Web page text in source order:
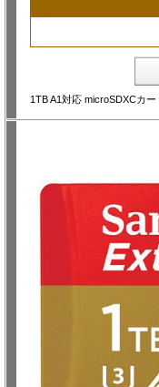
1TB A1対応 microSDXCカ